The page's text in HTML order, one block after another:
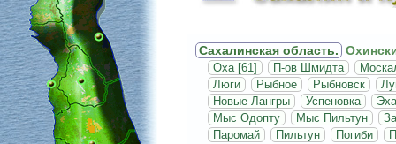
Сахалинская область.
Оха [61] П-ов Шмидта
Люги
Рыбное Рыбновск
Новые Лангры
Успеновка
Мыс Одопту
Мыс Пильтун
Паромай
Пильтун Погиби